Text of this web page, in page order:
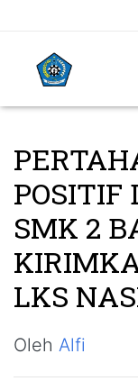
POSITIF
SMK 2
LKS
Oleh Alfi